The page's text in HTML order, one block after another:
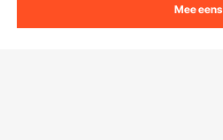
Retourneren en vervangingen
Mee eens